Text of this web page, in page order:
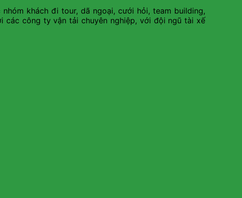
khách đi tour, dã ngoại, cưới hỏi, team building,
các công ty vận tải chuyên nghiệp, với đội ngũ tài xế